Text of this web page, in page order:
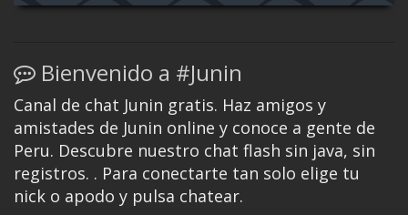
Bienvenido a #Junin
Canal de chat Junin gratis. Haz amigos y
amistades de Junin online y conoce a gente de
Peru. Descubre nuestro chat flash sin java, sin
registros. . Para conectarte tan solo elige tu
nick o apodo y pulsa chatear.